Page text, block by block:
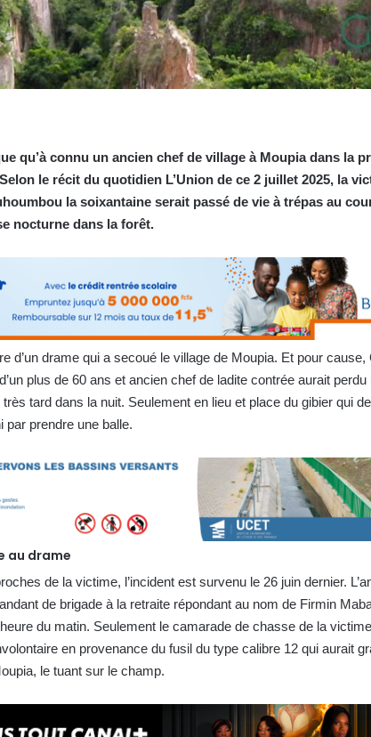
qu’à connu un ancien chef de village à Moupia dans la
le récit du quotidien L’Union de ce 2 juillet 2025, la
la soixantaine serait passé de vie à trépas au
nocturne dans la forêt.
d’un drame qui a secoué le village de Moupia. Et pour cause,
plus de 60 ans et ancien chef de ladite contrée aurait perdu
tard dans la nuit. Seulement en lieu et place du gibier qui
par prendre une balle.
au drame
de la victime, l’incident est survenu le 26 juin dernier.
de brigade à la retraite répondant au nom de Firmin
du matin. Seulement le camarade de chasse de la
en provenance du fusil du type calibre 12 qui aurait
le tuant sur le champ.